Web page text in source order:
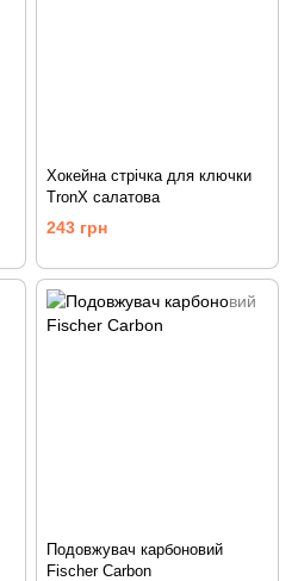
Хокейна стрічка для ключки
TronX салатова
243 грн
Подовжувач карбоновий
Fischer Carbon